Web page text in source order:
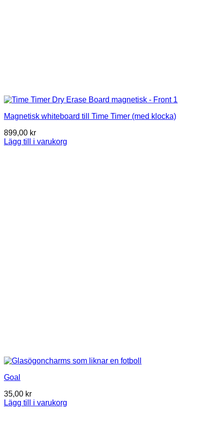
Magnetisk whiteboard till Time Timer (med klocka)
899,00 kr
Lägg till i varukorg
Goal
35,00 kr
Lägg till i varukorg